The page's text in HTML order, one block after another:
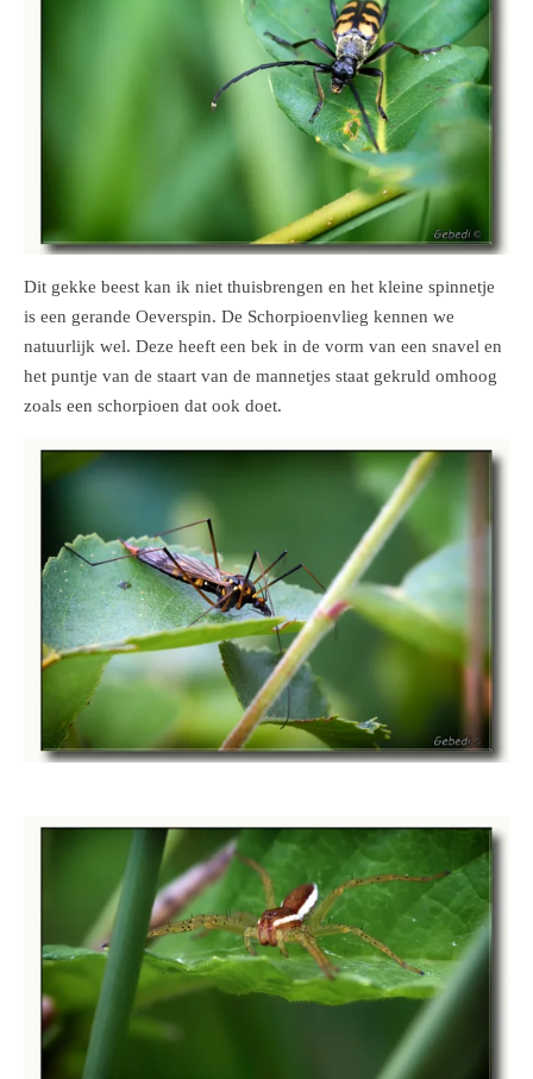
Dit gekke beest kan ik niet thuisbrengen en het kleine spinnetje
is een gerande Oeverspin. De Schorpioenvlieg kennen we
natuurlijk wel. Deze heeft een bek in de vorm van een snavel en
het puntje van de staart van de mannetjes staat gekruld omhoog
zoals een schorpioen dat ook doet.